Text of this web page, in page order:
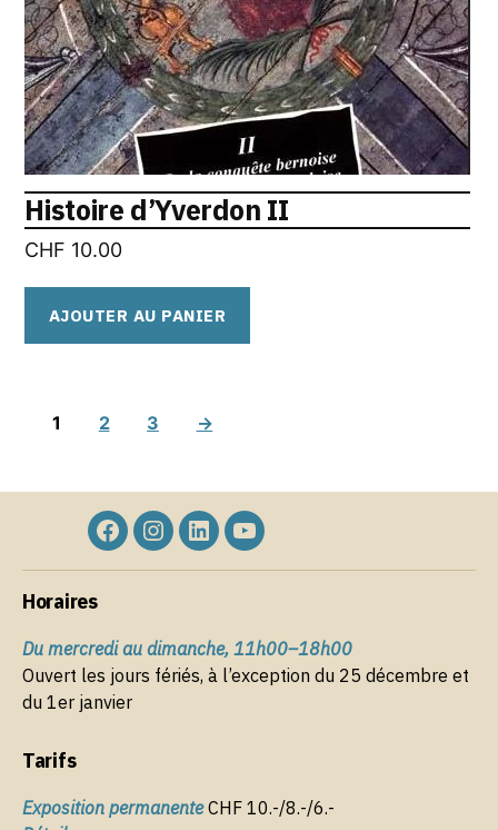
Histoire d’Yverdon II
CHF 10.00
AJOUTER AU PANIER
1 2 3 →
Élément
de
Élément
de
Élément
de
Élément
de
Horaires
Du mercredi au dimanche, 11h00–18h00
Ouvert les jours fériés, à l’exception du 25 décembre et
du 1er janvier
Tarifs
Exposition permanenteCHF 10.-/8.-/6.-